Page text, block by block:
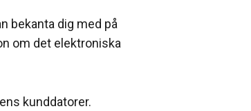
bekanta dig med på
om det elektroniska
kunddatorer.